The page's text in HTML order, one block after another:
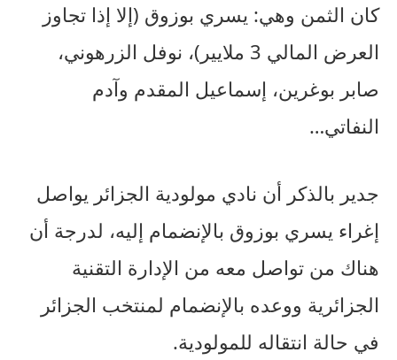
كان الثمن وهي: يسري بوزوق (إلا إذا تجاوز
العرض المالي 3 ملايير)، نوفل الزرهوني،
صابر بوغرين، إسماعيل المقدم وآدم
النفاتي…
جدير بالذكر أن نادي مولودية الجزائر يواصل
إغراء يسري بوزوق بالإنضمام إليه، لدرجة أن
هناك من تواصل معه من الإدارة التقنية
الجزائرية ووعده بالإنضمام لمنتخب الجزائر
في حالة انتقاله للمولودية.